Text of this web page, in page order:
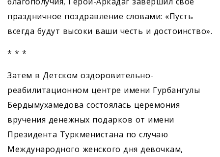
праздничное поздравление словами: «Пусть
всегда будут высоки ваши честь и достоинство».
* * *
Затем в Детском оздоровительно-
реабилитационном центре имени Гурбангулы
Бердымухамедова состоялась церемония
вручения денежных подарков от имени
Президента Туркменистана по случаю
Международного женского дня девочкам,